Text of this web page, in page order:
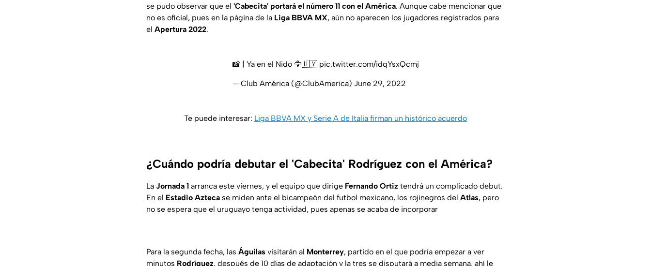
se pudo observar que el 'Cabecita' portará el número 11 con el América. Aunque cabe mencionar que
no es oficial, pues en la página de la Liga BBVA MX, aún no aparecen los jugadores registrados para
el Apertura 2022.
📸 | Ya en el Nido 🦅🇺🇾 pic.twitter.com/idqYsxQcmj
— Club América (@ClubAmerica) June 29, 2022
Te puede interesar: Liga BBVA MX y Serie A de Italia firman un histórico acuerdo
¿Cuándo podría debutar el 'Cabecita' Rodríguez con el América?
La Jornada 1 arranca este viernes, y el equipo que dirige Fernando Ortiz tendrá un complicado debut.
En el Estadio Azteca se miden ante el bicampeón del futbol mexicano, los rojinegros del Atlas, pero
no se espera que el uruguayo tenga actividad, pues apenas se acaba de incorporar
Para la segunda fecha, las Águilas visitarán al Monterrey, partido en el que podría empezar a ver
minutos Rodríguez, después de 10 días de adaptación y la tres se disputará a media semana, ahí le